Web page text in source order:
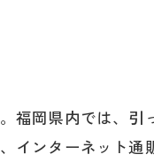
ステップ
ストの重要性
福岡県内では、引
インターネット通